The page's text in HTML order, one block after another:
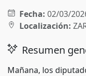
Fecha: 02/03/
Localización:
Resumen
Mañana, los